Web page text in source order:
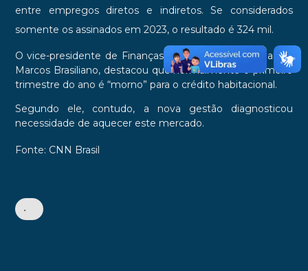
entre empregos diretos e indiretos. Se considerados
somente os assinados em 2023, o resultado é 324 mil.
O vice-presidente de Finanças e Controladoria do banco,
Marcos Brasiliano, destacou que normalmente o primeiro
trimestre do ano é “morno” para o crédito habitacional.
Segundo ele, contudo, a nova gestão diagnosticou
necessidade de aquecer este mercado.
Fonte: CNN Brasil
•